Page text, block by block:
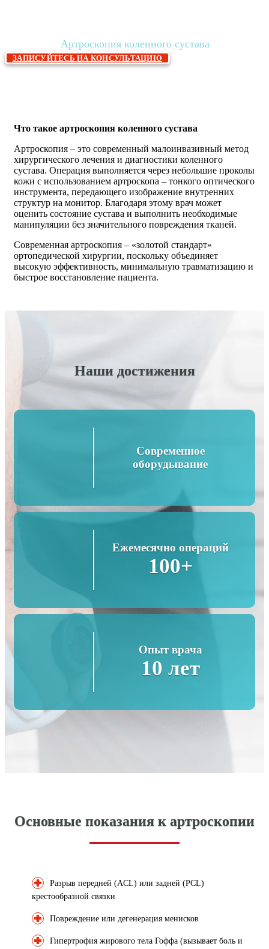
Артроскопия коленного сустава
ЗАПИСУЙТЕСЬ НА КОНСУЛЬТАЦИЮ
Что такое артроскопия коленного сустава
Артроскопия – это современный малоинвазивный метод
хирургического лечения и диагностики коленного
сустава. Операция выполняется через небольшие проколы
кожи с использованием артроскопа – тонкого оптического
инструмента, передающего изображение внутренних
структур на монитор. Благодаря этому врач может
оценить состояние сустава и выполнить необходимые
манипуляции без значительного повреждения тканей.
Современная артроскопия – «золотой стандарт»
ортопедической хирургии, поскольку объединяет
высокую эффективность, минимальную травматизацию и
быстрое восстановление пациента.
Наши достижения
Современное
оборудывание
Ежемесячно операций
100+
Опыт врача
10 лет
Основные показания к артроскопии
Разрыв передней (ACL) или задней (PCL)
крестообразной связки
Повреждение или дегенерация менисков
Гипертрофия жирового тела Гоффа (вызывает боль и